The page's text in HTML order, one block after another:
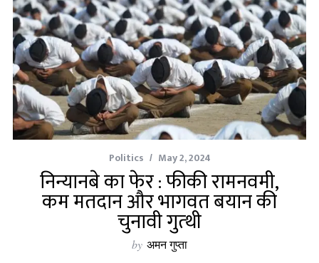
Politics May 2, 2024
निन्यानबे का फेर : फीकी रामनवमी,
कम मतदान और भागवत बयान की
चुनावी गुत्‍थी
by अमन गुप्ता